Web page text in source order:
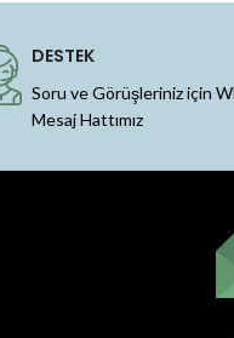
DESTEK
Soru ve Görüşleriniz için
Mesaj Hattımız